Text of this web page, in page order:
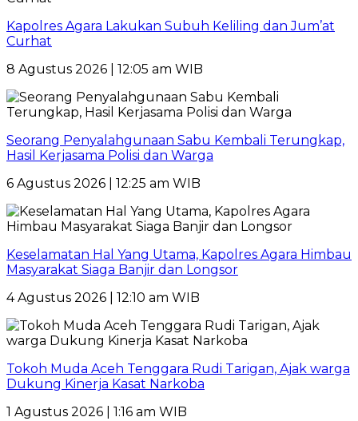
Kapolres Agara Lakukan Subuh Keliling dan Jum’at
Curhat
8 Agustus 2026 | 12:05 am WIB
Seorang Penyalahgunaan Sabu Kembali Terungkap,
Hasil Kerjasama Polisi dan Warga
6 Agustus 2026 | 12:25 am WIB
Keselamatan Hal Yang Utama, Kapolres Agara Himbau
Masyarakat Siaga Banjir dan Longsor
4 Agustus 2026 | 12:10 am WIB
Tokoh Muda Aceh Tenggara Rudi Tarigan, Ajak warga
Dukung Kinerja Kasat Narkoba
1 Agustus 2026 | 1:16 am WIB